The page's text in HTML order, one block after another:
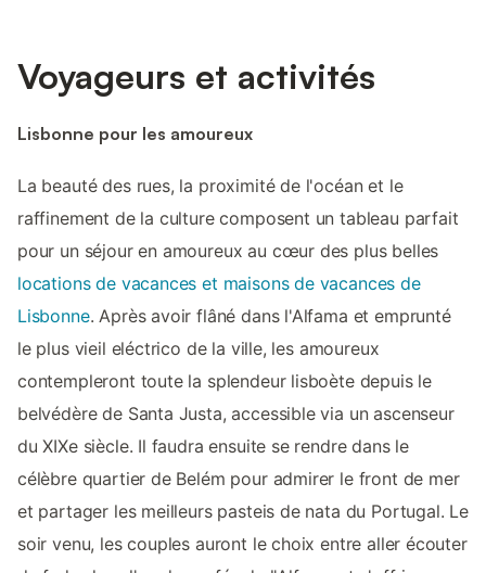
Voyageurs et activités
Lisbonne pour les amoureux
La beauté des rues, la proximité de l'océan et le
raffinement de la culture composent un tableau parfait
pour un séjour en amoureux au cœur des plus belles
locations de vacances et maisons de vacances de
Lisbonne. Après avoir flâné dans l'Alfama et emprunté
le plus vieil eléctrico de la ville, les amoureux
contempleront toute la splendeur lisboète depuis le
belvédère de Santa Justa, accessible via un ascenseur
du XIXe siècle. Il faudra ensuite se rendre dans le
célèbre quartier de Belém pour admirer le front de mer
et partager les meilleurs pasteis de nata du Portugal. Le
soir venu, les couples auront le choix entre aller écouter